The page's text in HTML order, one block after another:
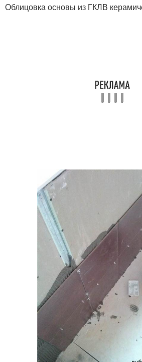
Облицовка основы из ГКЛВ